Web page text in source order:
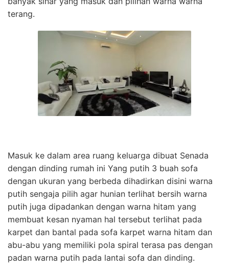
terang.
Masuk ke dalam area ruang keluarga dibuat Senada
dengan dinding rumah ini Yang putih 3 buah sofa
dengan ukuran yang berbeda dihadirkan disini warna
putih sengaja pilih agar hunian terlihat bersih warna
putih juga dipadankan dengan warna hitam yang
membuat kesan nyaman hal tersebut terlihat pada
karpet dan bantal pada sofa karpet warna hitam dan
abu-abu yang memiliki pola spiral terasa pas dengan
padan warna putih pada lantai sofa dan dinding.